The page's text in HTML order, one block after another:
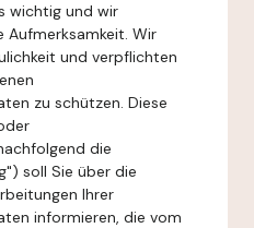
wichtig und wir
Aufmerksamkeit. Wir
und verpflichten
zu schützen. Diese
die
soll Sie über die
Ihrer
informieren, die vom